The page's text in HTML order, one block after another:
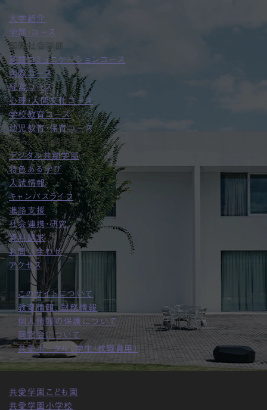
大学紹介
学部・コース
国際社会学部
英語コミュニケーションコース
国際コース
経営コース
心理・人間文化コース
学校教育コース
幼児教育・保育コース
デジタル共創学部
デジタル共創学部
特色ある学び
入試情報
キャンパスライフ
進路支援
社会連携・研究
資料請求
お問い合わせ
アクセス
このサイトについて
教育情報、財務情報
個人情報の保護について
同窓会について
共愛ポータル（学生・教職員用）
共愛学園こども園
共愛学園小学校